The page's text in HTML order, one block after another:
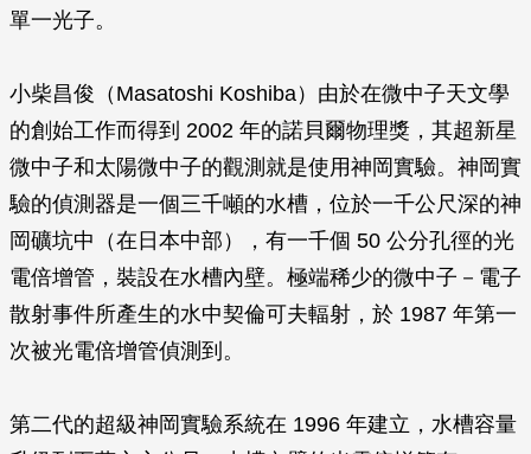
單一光子。
小柴昌俊（Masatoshi Koshiba）由於在微中子天文學
的創始工作而得到 2002 年的諾貝爾物理獎，其超新星
微中子和太陽微中子的觀測就是使用神岡實驗。神岡實
驗的偵測器是一個三千噸的水槽，位於一千公尺深的神
岡礦坑中（在日本中部），有一千個 50 公分孔徑的光
電倍增管，裝設在水槽內壁。極端稀少的微中子－電子
散射事件所產生的水中契倫可夫輻射，於 1987 年第一
次被光電倍增管偵測到。
第二代的超級神岡實驗系統在 1996 年建立，水槽容量